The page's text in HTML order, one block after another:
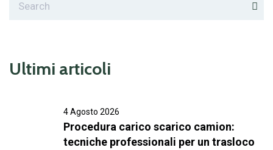
Ultimi articoli
4 Agosto 2026
Procedura carico scarico camion:
tecniche professionali per un trasloco